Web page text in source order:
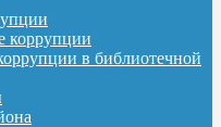
коррупции
в библиотечной